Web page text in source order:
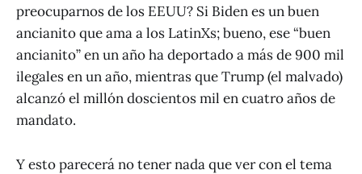
preocuparnos de los EEUU? Si Biden es un buen
ancianito que ama a los LatinXs; bueno, ese “buen
ancianito” en un año ha deportado a más de 900 mil
ilegales en un año, mientras que Trump (el malvado)
alcanzó el millón doscientos mil en cuatro años de
mandato.
Y esto parecerá no tener nada que ver con el tema